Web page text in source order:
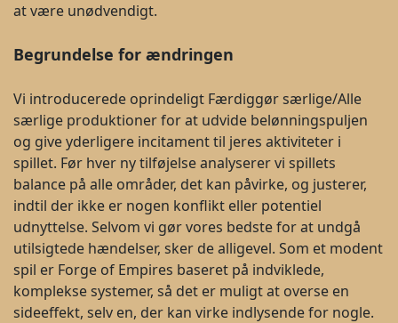
at være unødvendigt.
Begrundelse for ændringen
Vi introducerede oprindeligt Færdiggør særlige/Alle
særlige produktioner for at udvide belønningspuljen
og give yderligere incitament til jeres aktiviteter i
spillet. Før hver ny tilføjelse analyserer vi spillets
balance på alle områder, det kan påvirke, og justerer,
indtil der ikke er nogen konflikt eller potentiel
udnyttelse. Selvom vi gør vores bedste for at undgå
utilsigtede hændelser, sker de alligevel. Som et modent
spil er Forge of Empires baseret på indviklede,
komplekse systemer, så det er muligt at overse en
sideeffekt, selv en, der kan virke indlysende for nogle.